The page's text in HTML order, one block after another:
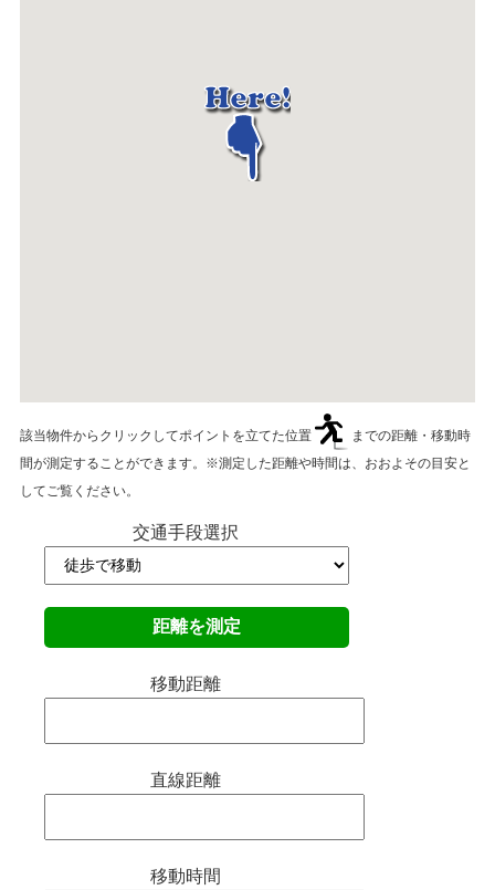
該当物件からクリックしてポイントを立てた位置
までの距離・移動時
間が測定することができます。※測定した距離や時間は、おおよその目安と
してご覧ください。
交通手段選択
移動距離
直線距離
移動時間